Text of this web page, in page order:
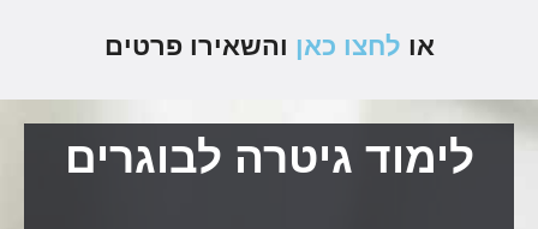
אולחצו כאןוהשאירו פרטים
לימוד גיטרה לבוגרים